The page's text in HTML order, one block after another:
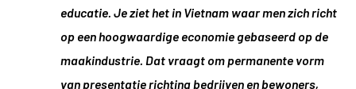
educatie. Je ziet het in Vietnam waar men zich richt
op een hoogwaardige economie gebaseerd op de
maakindustrie. Dat vraagt om permanente vorm
van presentatie richting bedrijven en bewoners,